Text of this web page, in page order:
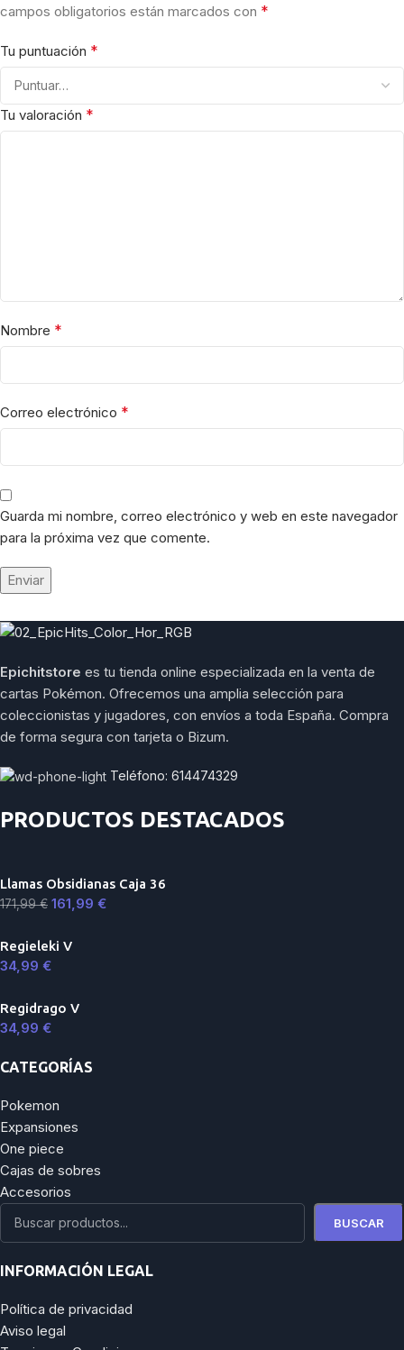
campos obligatorios están marcados con *
Tu puntuación *
Tu valoración *
Nombre *
Correo electrónico *
Guarda mi nombre, correo electrónico y web en este navegador
para la próxima vez que comente.
Epichitstore es tu tienda online especializada en la venta de
cartas Pokémon. Ofrecemos una amplia selección para
coleccionistas y jugadores, con envíos a toda España. Compra
de forma segura con tarjeta o Bizum.
Teléfono: 614474329
PRODUCTOS DESTACADOS
Llamas Obsidianas Caja 36
171,99€ 161,99 €
Regieleki V
34,99 €
Regidrago V
34,99 €
CATEGORÍAS
Pokemon
Expansiones
One piece
Cajas de sobres
Accesorios
BUSCAR
INFORMACIÓN LEGAL
Política de privacidad
Aviso legal